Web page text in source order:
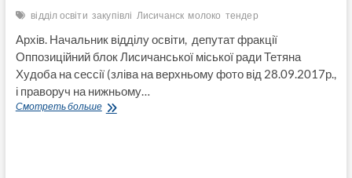
відділ освіти закупівлі Лисичанск молоко тендер
Архів. Начальник відділу освіти, депутат фракції
Оппозиційний блок Лисичанської міської ради Тетяна
Худоба на сессії (зліва на верхньому фото від 28.09.2017р.,
і праворуч на нижньому…
Смотреть большеВідділ